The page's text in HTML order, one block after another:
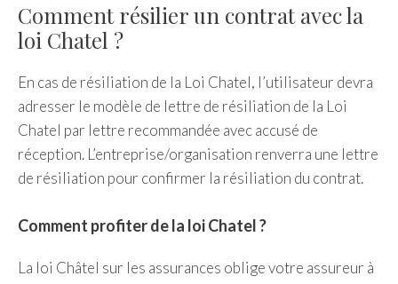
Comment résilier un contrat avec la
loi Chatel ?
En cas de résiliation de la Loi Chatel, l’utilisateur devra
adresser le modèle de lettre de résiliation de la Loi
Chatel par lettre recommandée avec accusé de
réception. L’entreprise/organisation renverra une lettre
de résiliation pour confirmer la résiliation du contrat.
Comment profiter de la loi Chatel ?
La loi Châtel sur les assurances oblige votre assureur à